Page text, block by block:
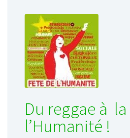
Du reggae à
l’Humanité !